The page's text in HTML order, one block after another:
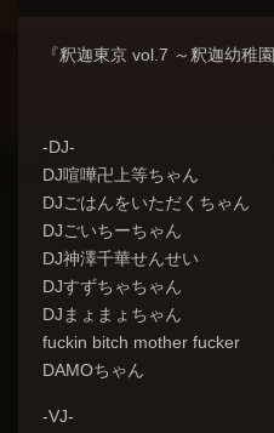
『釈迦東京 vol.7 ～釈迦幼稚
-DJ-
DJ喧嘩卍上等ちゃん
DJごはんをいただくちゃん
DJごいちーちゃん
DJ神澤千華せんせい
DJすずちゃちゃん
DJまょまょちゃん
fuckin bitch mother fucker
DAMOちゃん
-VJ-